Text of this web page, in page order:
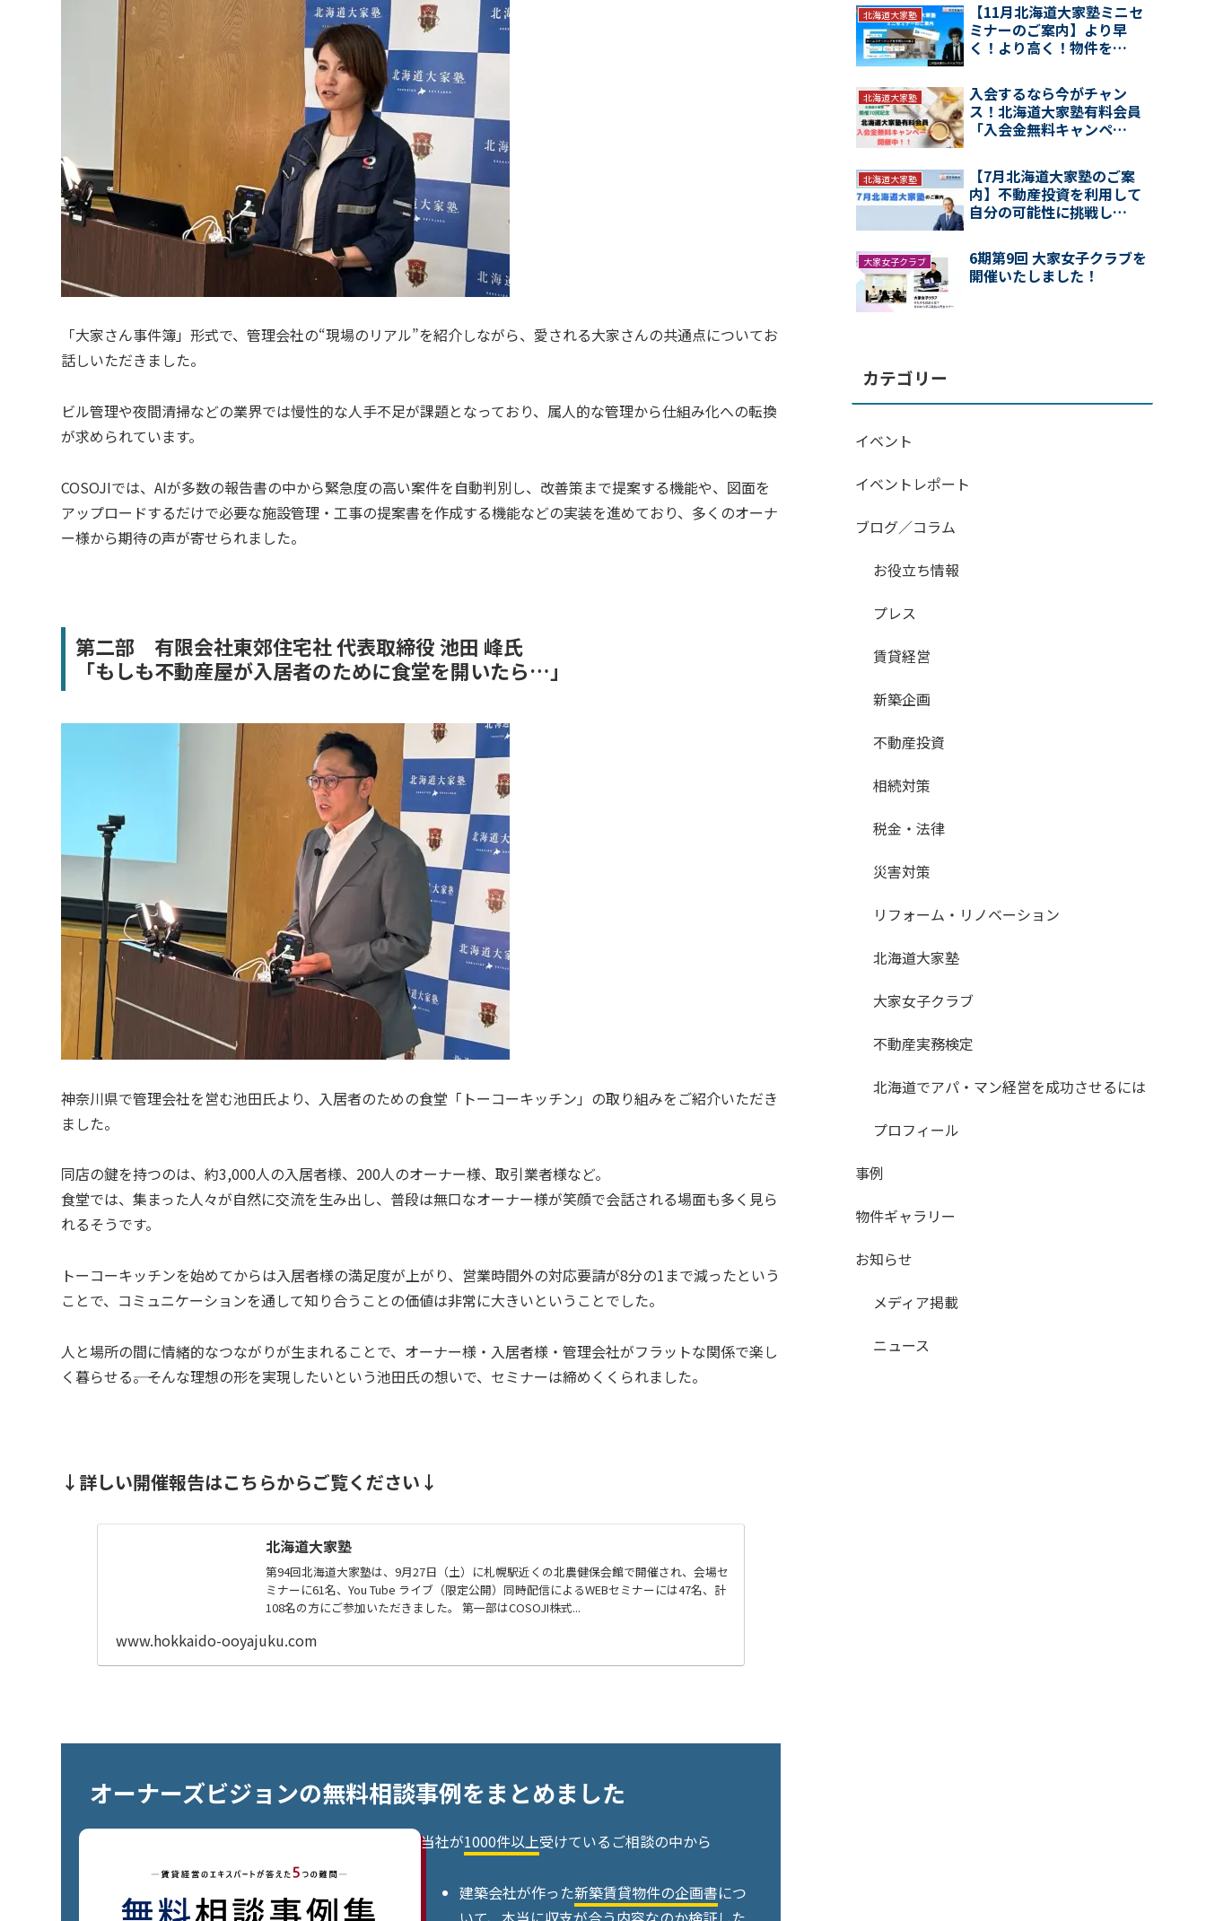
「大家さん事件簿」形式で、管理会社の“現場のリアル”を紹介しながら、愛される大家さんの共通点についてお
話しいただきました。
ビル管理や夜間清掃などの業界では慢性的な人手不足が課題となっており、属人的な管理から仕組み化への転換
が求められています。
COSOJIでは、AIが多数の報告書の中から緊急度の高い案件を自動判別し、改善策まで提案する機能や、図面を
アップロードするだけで必要な施設管理・工事の提案書を作成する機能などの実装を進めており、多くのオーナ
ー様から期待の声が寄せられました。
第二部 有限会社東郊住宅社 代表取締役 池田 峰氏
「もしも不動産屋が入居者のために食堂を開いたら…」
神奈川県で管理会社を営む池田氏より、入居者のための食堂「トーコーキッチン」の取り組みをご紹介いただき
ました。
同店の鍵を持つのは、約3,000人の入居者様、200人のオーナー様、取引業者様など。
食堂では、集まった人々が自然に交流を生み出し、普段は無口なオーナー様が笑顔で会話される場面も多く見ら
れるそうです。
トーコーキッチンを始めてからは入居者様の満足度が上がり、営業時間外の対応要請が8分の1まで減ったという
ことで、コミュニケーションを通して知り合うことの価値は非常に大きいということでした。
人と場所の間に情緒的なつながりが生まれることで、オーナー様・入居者様・管理会社がフラットな関係で楽し
く暮らせる――。そんな理想の形を実現したいという池田氏の想いで、セミナーは締めくくられました。
↓詳しい開催報告はこちらからご覧ください↓
北海道大家塾
第94回北海道大家塾は、9月27日（土）に札幌駅近くの北農健保会館で開催され、会場セ
ミナーに61名、You Tube ライブ（限定公開）同時配信によるWEBセミナーには47名、計
108名の方にご参加いただきました。 第一部はCOSOJI株式...
www.hokkaido-ooyajuku.com
オーナーズビジョンの無料相談事例をまとめました
当社が1000件以上受けているご相談の中から
建築会社が作った新築賃貸物件の企画書につ
北海道大家塾
【11月北海道大家塾ミニセ
ミナーのご案内】より早
く！より高く！物件を…
北海道大家塾
入会するなら今がチャン
ス！北海道大家塾有料会員
「入会金無料キャンペ…
北海道大家塾
【7月北海道大家塾のご案
内】不動産投資を利用して
自分の可能性に挑戦し…
大家女子クラブ
6期第9回 大家女子クラブを
開催いたしました！
カテゴリー
イベント
イベントレポート
ブログ／コラム
お役立ち情報
プレス
賃貸経営
新築企画
不動産投資
相続対策
税金・法律
災害対策
リフォーム・リノベーション
北海道大家塾
大家女子クラブ
不動産実務検定
北海道でアパ・マン経営を成功させるには
プロフィール
事例
物件ギャラリー
お知らせ
メディア掲載
ニュース